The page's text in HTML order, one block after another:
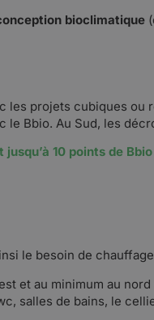
bioclimatique
les projets cubiques ou
Bbio. Au Sud, les
10 points de
le besoin de chauffage
et au minimum au
salles de bains, le